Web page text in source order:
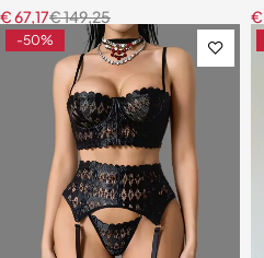
€149,25
€67,17 €
-50%